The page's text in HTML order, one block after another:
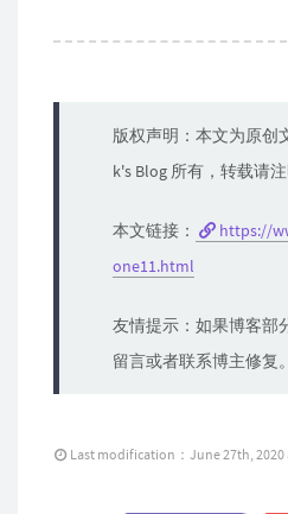
版权声明：本文为原创
k's Blog 所有，转载请注
本文链接：
https://
one11.html
友情提示：如果博客部
留言或者联系博主修复。
Last modification：June 27th, 2020